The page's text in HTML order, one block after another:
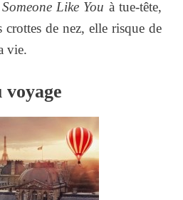
Someone Like You à tue-tête,
crottes de nez, elle risque de
vie.